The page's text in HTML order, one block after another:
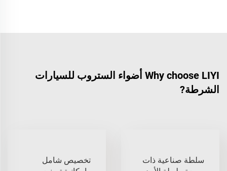
Why choose LIYI أضواء الستروب للسيارات
الشرطة?
سلطة صناعية ذات
تخصيص شامل